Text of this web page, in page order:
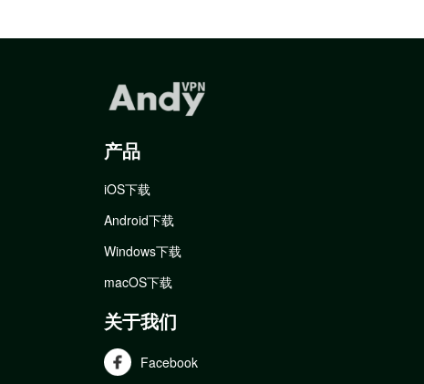
产品
iOS下载
Android下载
Windows下载
macOS下载
关于我们
Facebook